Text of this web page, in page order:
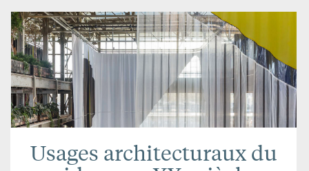
Usages architecturaux du